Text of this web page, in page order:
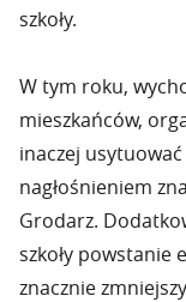
szkoły.
W tym roku,
mieszkańców,
inaczej
nagłośnieniem
Grodarz.
szkoły powstanie
znacznie